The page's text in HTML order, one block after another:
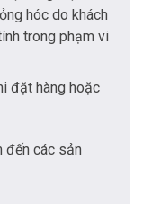
hóc do khách
trong phạm vi
đặt hàng hoặc
đến các sản